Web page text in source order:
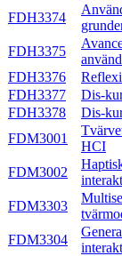
FDH3374
FDH3375
FDH3376
FDH3377
Dis-
FDH3378
Dis-
FDM3001
HCI
FDM3002
FDM3303
FDM3304